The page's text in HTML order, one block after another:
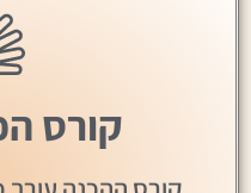
קורס